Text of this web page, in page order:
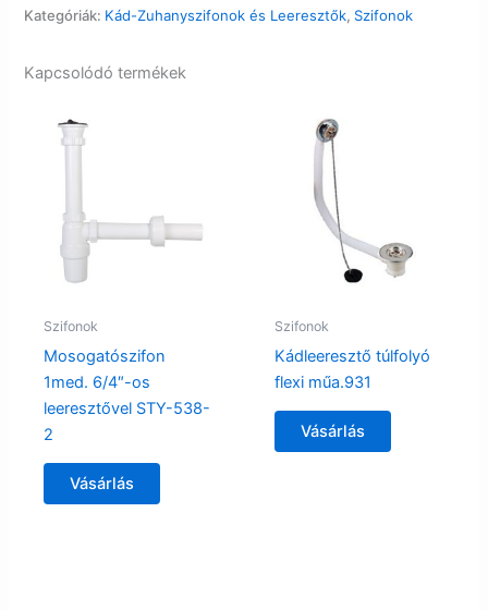
Kategóriák: Kád-Zuhanyszifonok és Leeresztők, Szifonok
Kapcsolódó termékek
Szifonok
Mosogatószifon
1med. 6/4″-os
leeresztővel STY-538-
2
Vásárlás
Szifonok
Kádleeresztő túlfolyó
flexi műa.931
Vásárlás